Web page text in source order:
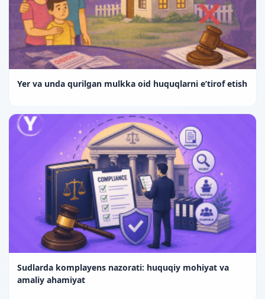
Yer va unda qurilgan mulkka oid huquqlarni e’tirof etish
Sudlarda komplayens nazorati: huquqiy mohiyat va
amaliy ahamiyat